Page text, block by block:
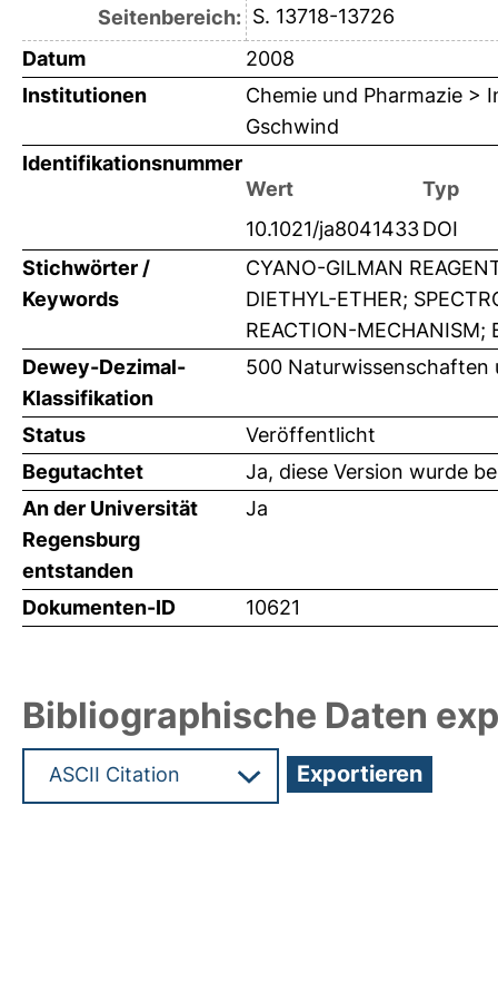
Seitenbereich: S. 13718-13726
Datum
2008
Institutionen
Chemie und Pharmazie >
Gschwind
Identifikationsnummer
Wert
Typ
10.1021/ja8041433DOI
Stichwörter /
Keywords
CYANO-GILMAN
DIETHYL-ETHER;
REACTION-MECHANISM;
Dewey-Dezimal-
Klassifikation
500 Naturwissenschaften
Status
Veröffentlicht
Begutachtet
Ja, diese Version wurde
An der Universität
Regensburg
entstanden
Ja
Dokumenten-ID 10621
Bibliographische Daten